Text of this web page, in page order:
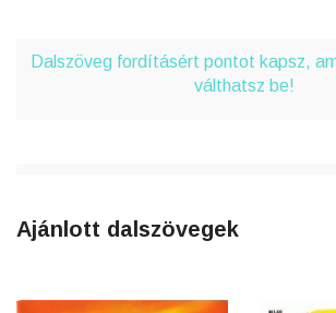
Dalszöveg fordításért pontot kapsz,
válthatsz be!
Ajánlott dalszövegek